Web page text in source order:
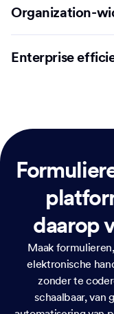
Organization-
Enterprise
daarop
Maak
elektronische
zonder te
schaalbaar, van